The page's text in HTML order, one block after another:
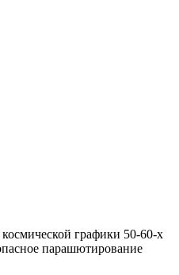
графики 50-60-х
парашютирование